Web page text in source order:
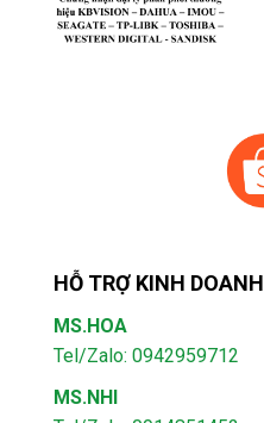
HỖ TRỢ KINH DOANH
MS.HOA
Tel/Zalo: 0942959712
MS.NHI